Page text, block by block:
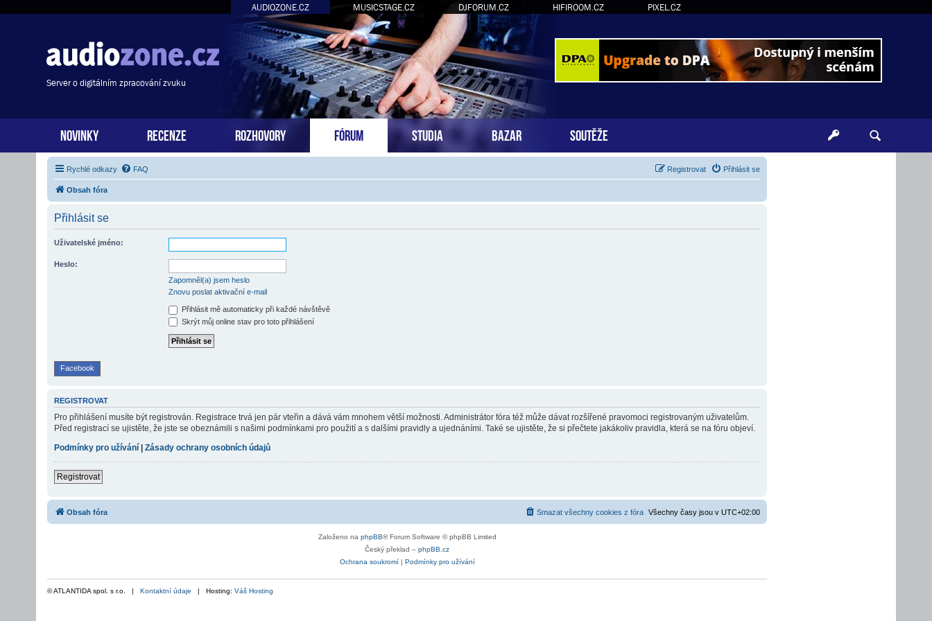
AUDIOZONE.CZ MUSICSTAGE.CZ DJFORUM.CZ HIFIROOM.CZ PIXEL.CZ
Server o digitálním zpracování zvuku
NOVINKY RECENZE ROZHOVORY FÓRUM STUDIA BAZAR SOUTĚŽE
Rychlé odkazy FAQ Přihlásit se
Registrovat
Obsah fóra
Přihlásit se
Uživatelské jméno:
Heslo:
Zapomněl(a) jsem heslo
Znovu poslat aktivační e-mail
Přihlásit mě automaticky při každé návštěvě
Skrýt můj online stav pro toto přihlášení
Facebook
REGISTROVAT
Pro přihlášení musíte být registrován. Registrace trvá jen pár vteřin a dává vám mnohem větší možnosti. Administrátor fóra též může dávat rozšířené pravomoci registrovaným uživatelům.
Před registrací se ujistěte, že jste se obeznámili s našimi podmínkami pro použití a s dalšími pravidly a ujednáními. Také se ujistěte, že si přečtete jakákoliv pravidla, která se na fóru objeví.
Podmínky pro užívání | Zásady ochrany osobních údajů
Registrovat
Obsah fóra Všechny časy jsou v UTC+02:00
Smazat všechny cookies z fóra
Založeno na phpBB® Forum Software © phpBB Limited
Český překlad – phpBB.cz
Ochrana soukromí| Podmínky pro užívání
© ATLANTIDA spol. s r.o. | Kontaktní údaje | Hosting: Váš Hosting